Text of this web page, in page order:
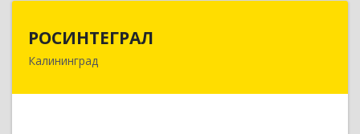
РОСИНТЕГРАЛ
Калининград
236016, Калининградская обл, Калининград г,